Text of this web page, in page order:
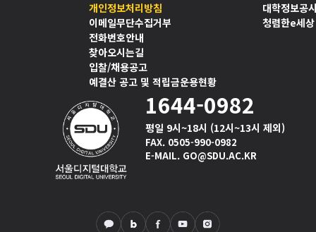
개인정보처리방침
이메일무단수집거부
전화번호안내
찾아오시는길
입찰/채용공고
예결산 공고 및 적립금운용현황
대학정보공
청렴한e세상
1644-0982
평일 9시~18시 (12시~13시 제외)
FAX. 0505-990-0982
E-MAIL. GO@SDU.AC.KR